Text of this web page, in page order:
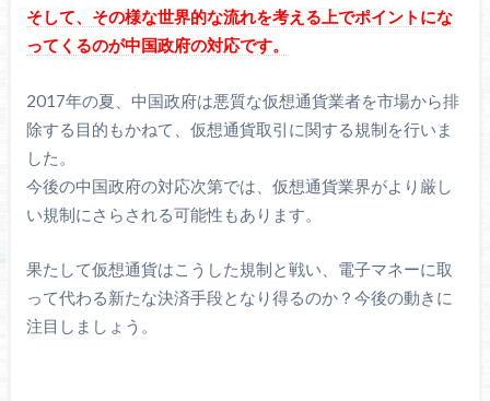
そして、その様な世界的な流れを考える上でポイントにな
ってくるのが中国政府の対応です。
2017年の夏、中国政府は悪質な仮想通貨業者を市場から排
除する目的もかねて、仮想通貨取引に関する規制を行いま
した。
今後の中国政府の対応次第では、仮想通貨業界がより厳し
い規制にさらされる可能性もあります。
果たして仮想通貨はこうした規制と戦い、電子マネーに取
って代わる新たな決済手段となり得るのか？今後の動きに
注目しましょう。